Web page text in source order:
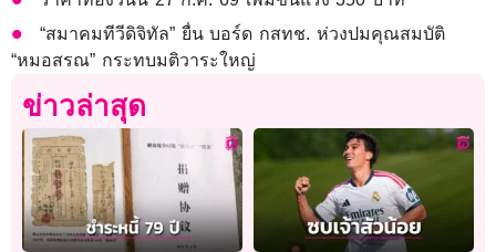
“สมาคมทีวีดิจิทัล” ยื่น บอร์ด กสทช. ห่วงปมคุณสมบัติ
“หมอสรณ” กระทบมติวาระใหญ่
ข่าวล่าสุด